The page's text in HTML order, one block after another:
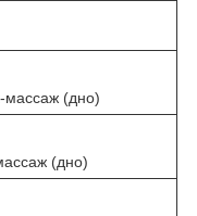
массаж (дно)
(дно)